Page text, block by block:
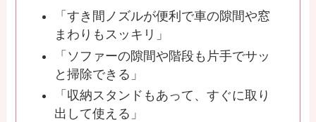
「すき間ノズルが便利で車の隙間や窓
まわりもスッキリ」
「ソファーの隙間や階段も片手でサッ
と掃除できる」
「収納スタンドもあって、すぐに取り
出して使える」